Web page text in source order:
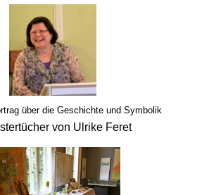
über die Geschichte und Symbolik
von Ulrike Feret